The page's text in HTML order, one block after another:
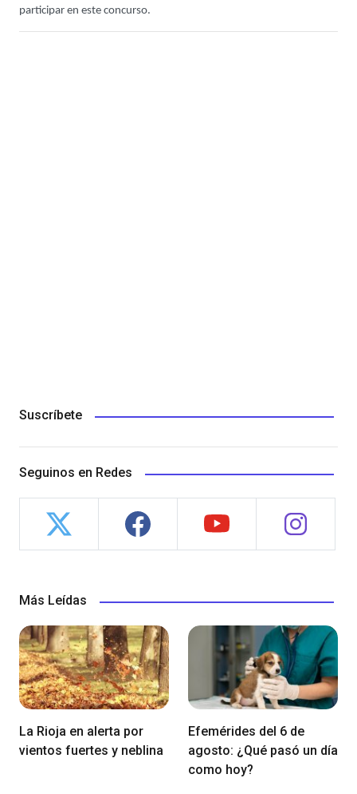
participar en este concurso.
Suscríbete
Seguinos en Redes
Más Leídas
La Rioja en alerta por
vientos fuertes y neblina
Efemérides del 6 de
agosto: ¿Qué pasó un día
como hoy?